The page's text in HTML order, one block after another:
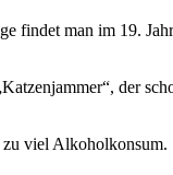
man im 19.
der
zu viel Alkoholkonsum.